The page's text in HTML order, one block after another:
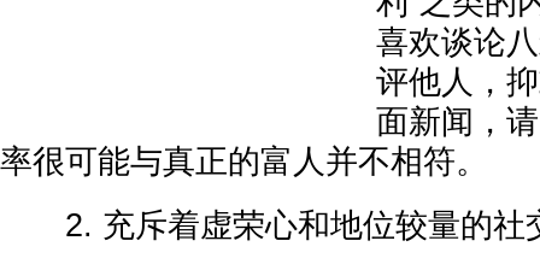
喜欢谈论
评他人，
面新闻，
率很可能与真正的富人并不相符。
2. 充斥着虚荣心和地位较量的社